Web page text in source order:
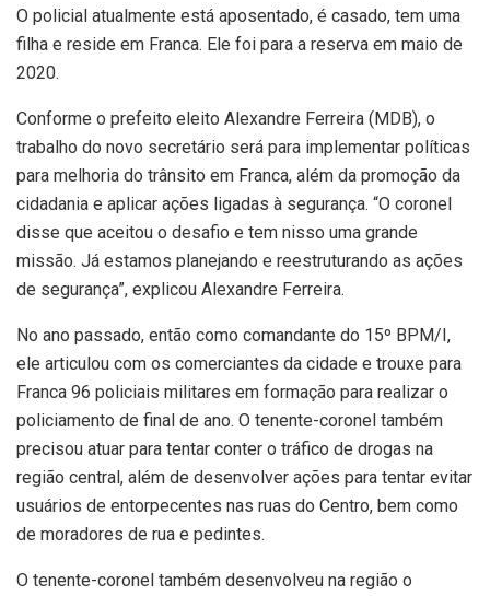
O policial atualmente está aposentado, é casado, tem uma
filha e reside em Franca. Ele foi para a reserva em maio de
2020.
Conforme o prefeito eleito Alexandre Ferreira (MDB), o
trabalho do novo secretário será para implementar políticas
para melhoria do trânsito em Franca, além da promoção da
cidadania e aplicar ações ligadas à segurança. “O coronel
disse que aceitou o desafio e tem nisso uma grande
missão. Já estamos planejando e reestruturando as ações
de segurança”, explicou Alexandre Ferreira.
No ano passado, então como comandante do 15º BPM/I,
ele articulou com os comerciantes da cidade e trouxe para
Franca 96 policiais militares em formação para realizar o
policiamento de final de ano. O tenente-coronel também
precisou atuar para tentar conter o tráfico de drogas na
região central, além de desenvolver ações para tentar evitar
usuários de entorpecentes nas ruas do Centro, bem como
de moradores de rua e pedintes.
O tenente-coronel também desenvolveu na região o